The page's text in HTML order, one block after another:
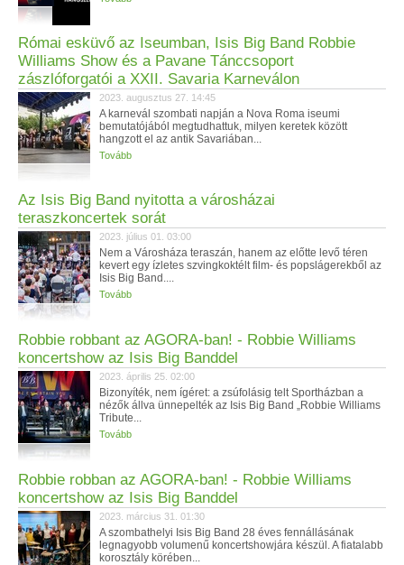
Római esküvő az Iseumban, Isis Big Band Robbie
Williams Show és a Pavane Tánccsoport
zászlóforgatói a XXII. Savaria Karneválon
2023. augusztus 27. 14:45
A karnevál szombati napján a Nova Roma iseumi
bemutatójából megtudhattuk, milyen keretek között
hangzott el az antik Savariában...
Tovább
Az Isis Big Band nyitotta a városházai
teraszkoncertek sorát
2023. július 01. 03:00
Nem a Városháza teraszán, hanem az előtte levő téren
kevert egy ízletes szvingkoktélt film- és popslágerekből az
Isis Big Band....
Tovább
Robbie robbant az AGORA-ban! - Robbie Williams
koncertshow az Isis Big Banddel
2023. április 25. 02:00
Bizonyíték, nem ígéret: a zsúfolásig telt Sportházban a
nézők állva ünnepelték az Isis Big Band „Robbie Williams
Tribute...
Tovább
Robbie robban az AGORA-ban! - Robbie Williams
koncertshow az Isis Big Banddel
2023. március 31. 01:30
A szombathelyi Isis Big Band 28 éves fennállásának
legnagyobb volumenű koncertshowjára készül. A fiatalabb
korosztály körében...